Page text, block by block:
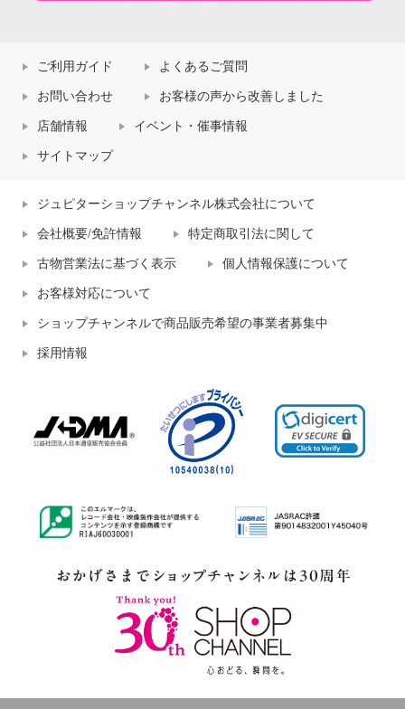
ご利用ガイド よくあるご質問
お問い合わせ お客様の声から改善しました
店舗情報 イベント・催事情報
サイトマップ
ジュピターショップチャンネル株式会社について
会社概要/免許情報 特定商取引法に関して
古物営業法に基づく表示 個人情報保護について
お客様対応について
ショップチャンネルで商品販売希望の事業者募集中
採用情報